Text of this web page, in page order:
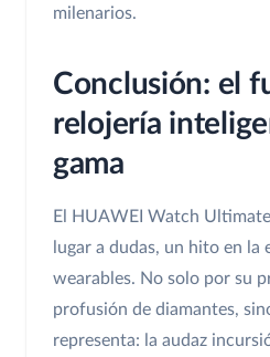
milenarios.
Conclusión: el
relojería
gama
El HUAWEI Watch
lugar a dudas, un hito en la
wearables. No solo por su
profusión de diamantes,
representa: la audaz